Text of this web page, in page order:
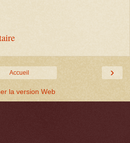
›
Accueil
la version Web